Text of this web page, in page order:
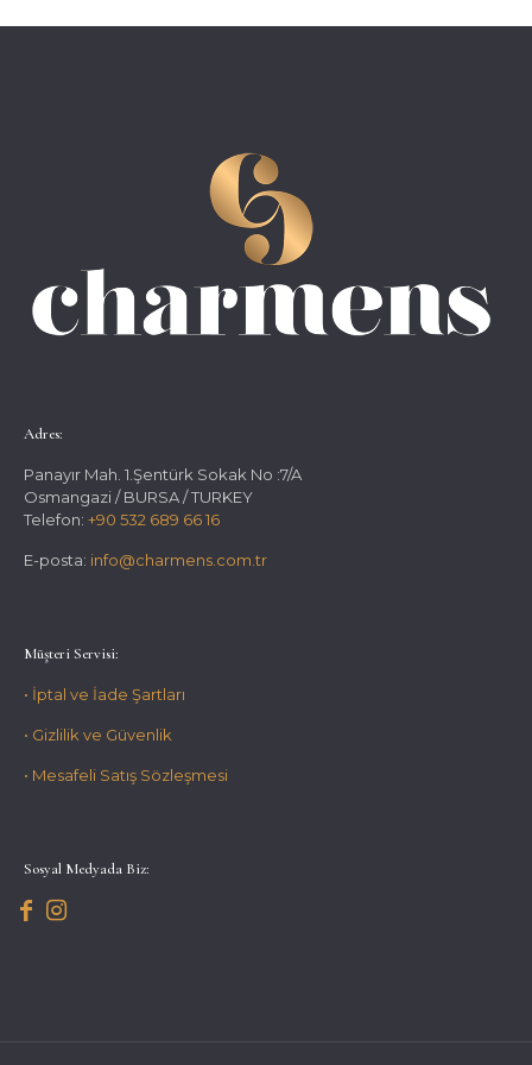
Adres:
Panayır Mah. 1.Şentürk Sokak No :7/A
Osmangazi / BURSA / TURKEY
Telefon: +90 532 689 66 16
E-posta: info@charmens.com.tr
Müşteri Servisi:
• İptal ve İade Şartları
• Gizlilik ve Güvenlik
• Mesafeli Satış Sözleşmesi
Sosyal Medyada Biz: